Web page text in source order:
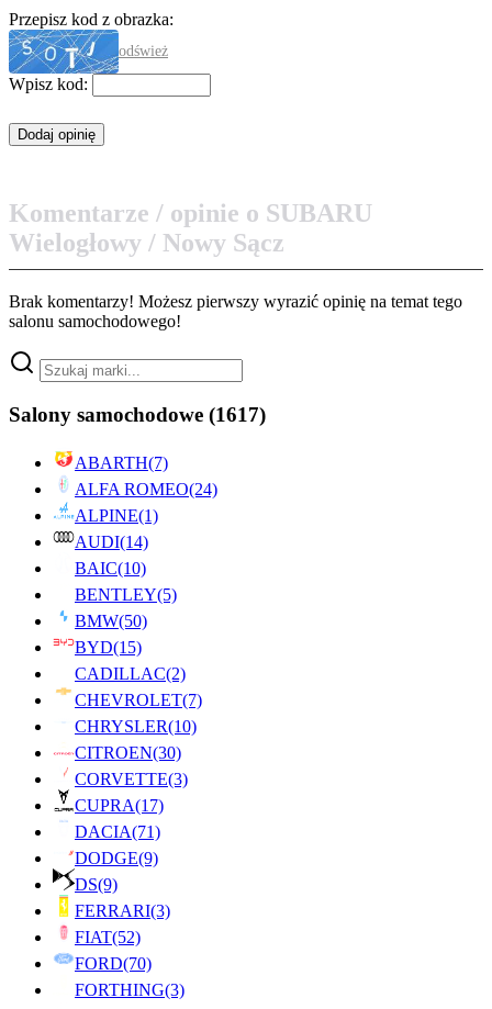
Przepisz kod z obrazka:
odśwież
Wpisz kod:
Komentarze / opinie o SUBARU
Wielogłowy / Nowy Sącz
Brak komentarzy! Możesz pierwszy wyrazić opinię na temat tego
salonu samochodowego!
Salony samochodowe (1617)
ABARTH(7)
ALFA ROMEO(24)
ALPINE(1)
AUDI(14)
BAIC(10)
BENTLEY(5)
BMW(50)
BYD(15)
CADILLAC(2)
CHEVROLET(7)
CHRYSLER(10)
CITROEN(30)
CORVETTE(3)
CUPRA(17)
DACIA(71)
DODGE(9)
DS(9)
FERRARI(3)
FIAT(52)
FORD(70)
FORTHING(3)